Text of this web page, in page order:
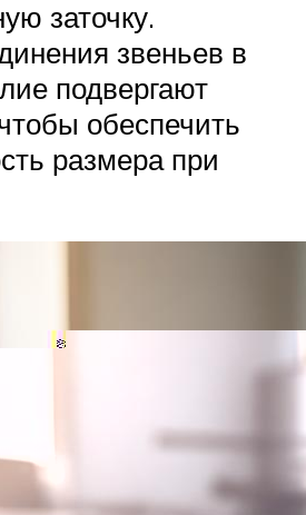
заточку.
звеньев в
подвергают
обеспечить
размера при